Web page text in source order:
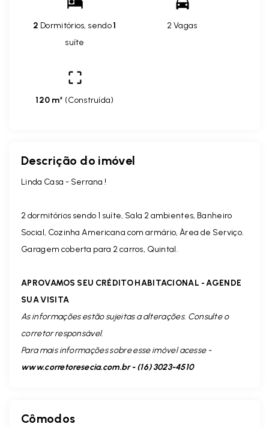
2 Dormitórios, sendo1
suíte
2 Vagas
120 m² (Construída)
Descrição do imóvel
Linda Casa - Serrana !
2 dormitórios sendo 1 suíte, Sala 2 ambientes, Banheiro
Social, Cozinha Americana com armário, Àrea de Serviço.
Garagem coberta para 2 carros, Quintal.
APROVAMOS SEU CRÉDITO HABITACIONAL - AGENDE
SUA VISITA
As informações estão sujeitas a alterações. Consulte o
corretor responsável.
Para mais informações sobre esse imóvel acesse -
www.corretoresecia.com.br - (16) 3023-4510
Cômodos